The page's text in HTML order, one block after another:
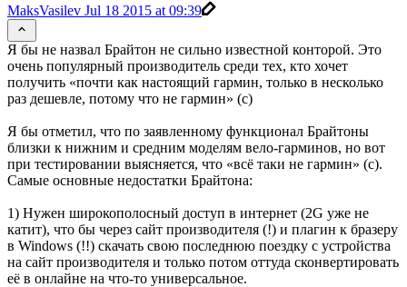
MaksVasilev Jul 18 2015 at 09:39
Я бы не назвал Брайтон не сильно известной конторой. Это
очень популярный производитель среди тех, кто хочет
получить «почти как настоящий гармин, только в несколько
раз дешевле, потому что не гармин» (с)
Я бы отметил, что по заявленному функционал Брайтоны
близки к нижним и средним моделям вело-гарминов, но вот
при тестировании выясняется, что «всё таки не гармин» (с).
Самые основные недостатки Брайтона:
1) Нужен широкополосный доступ в интернет (2G уже не
катит), что бы через сайт производителя (!) и плагин к бразеру
в Windows (!!) скачать свою последнюю поездку с устройства
на сайт производителя и только потом оттуда сконвертировать
её в онлайне на что-то универсальное.